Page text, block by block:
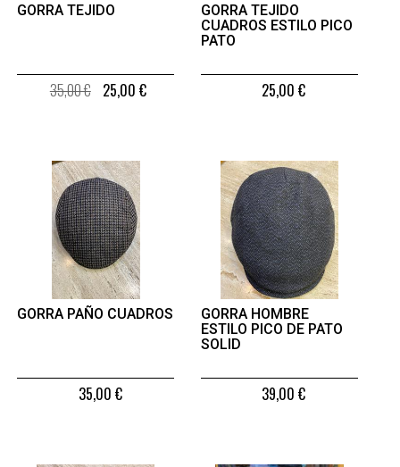
GORRA TEJIDO
35,00 € 25,00 €
GORRA TEJIDO
CUADROS ESTILO PICO
PATO
25,00 €
GORRA PAÑO CUADROS
35,00 €
GORRA HOMBRE
ESTILO PICO DE PATO
SOLID
39,00 €